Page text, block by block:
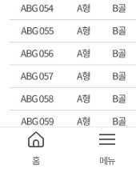
홈 메뉴